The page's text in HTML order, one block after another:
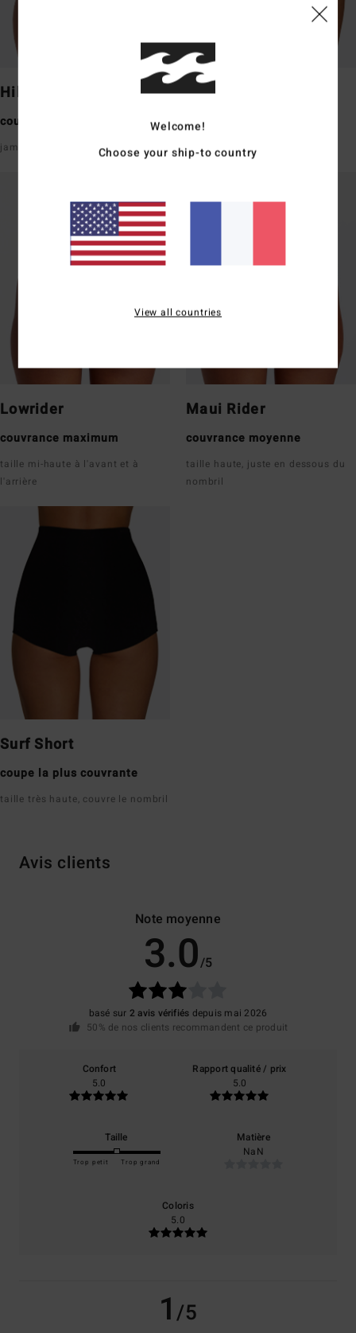
Hike
couvrance moyenne
jambe échancrée
Fiji
couvrance moyenne
avant et arrière en V
Lowrider
couvrance maximum
taille mi-haute à l'avant et à
l'arrière
Maui Rider
couvrance moyenne
taille haute, juste en dessous du
nombril
Surf Short
coupe la plus couvrante
taille très haute, couvre le nombril
Avis clients
Note moyenne
3.0/5
basé sur 2 avis vérifiés depuis mai 2026
50% de nos clients recommandent ce produit
Confort
5.0
Rapport qualité / prix
5.0
Taille
Trop petit Trop grand
Matière
NaN
Coloris
5.0
1/5
Welcome!
Choose your ship-to country
View all countries